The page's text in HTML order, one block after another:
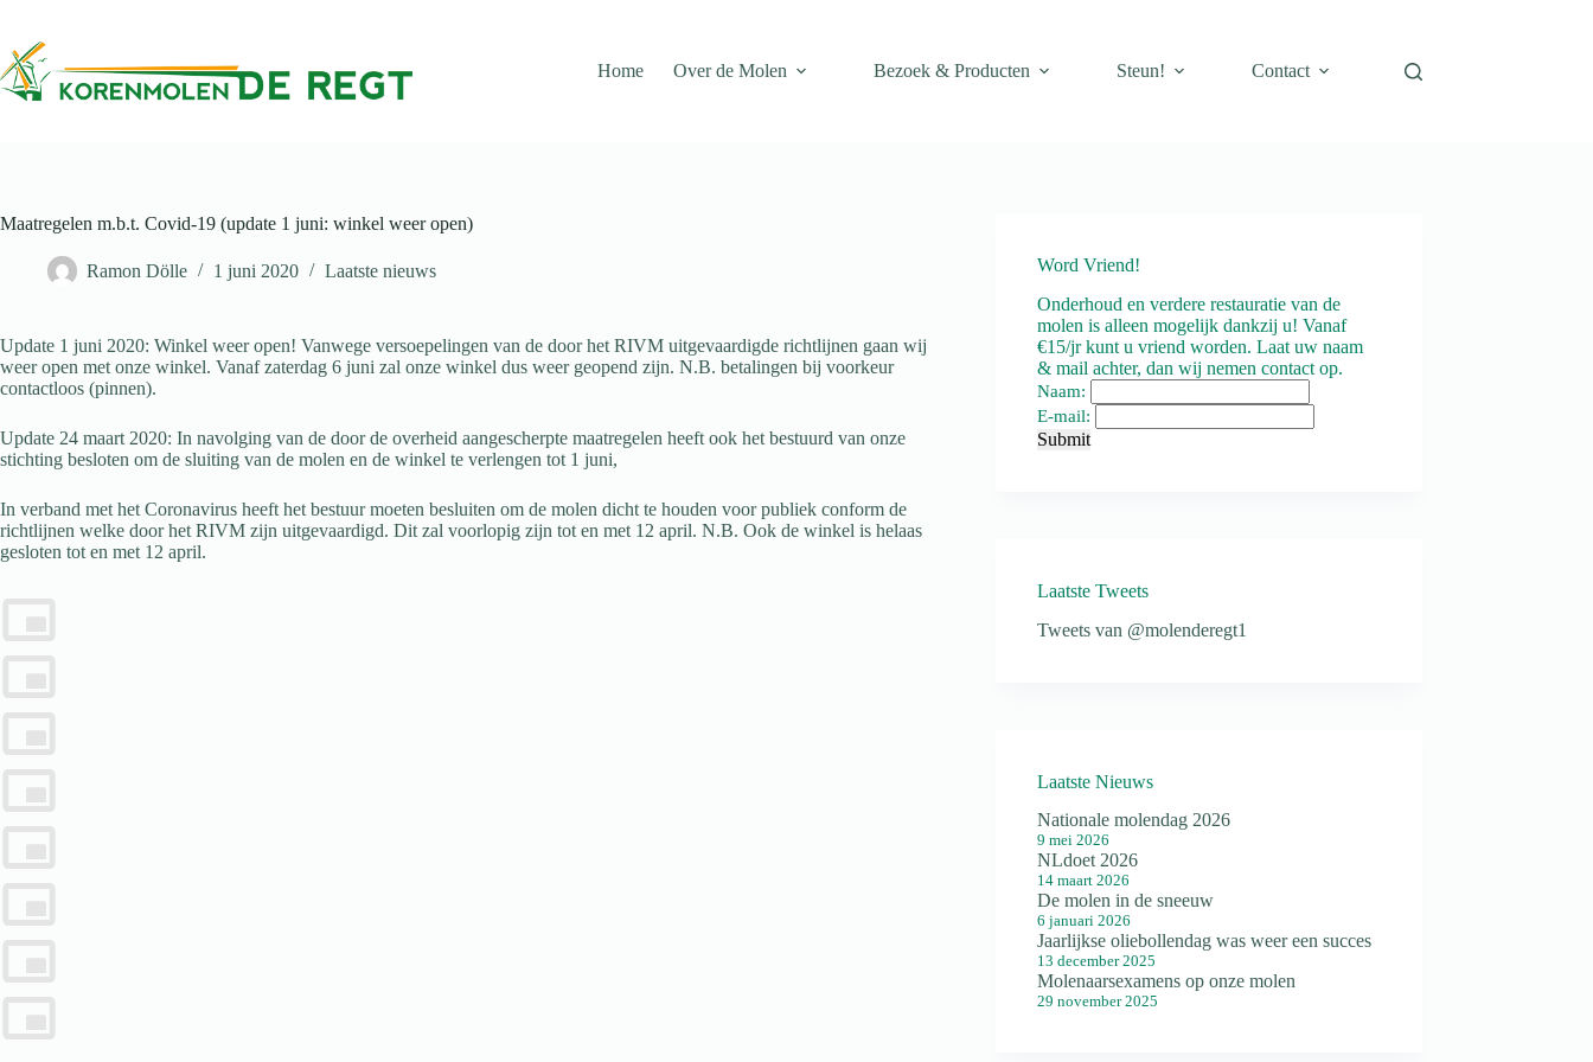
de
inhoud
Home Over de Molen Bezoek & Producten Steun! Contact
Maatregelen m.b.t. Covid-19 (update 1 juni: winkel weer open)
Ramon Dölle 1 juni 2020 Laatste nieuws
Update 1 juni 2020: Winkel weer open! Vanwege versoepelingen van de door het RIVM uitgevaardigde richtlijnen gaan wij
weer open met onze winkel. Vanaf zaterdag 6 juni zal onze winkel dus weer geopend zijn. N.B. betalingen bij voorkeur
contactloos (pinnen).
Update 24 maart 2020: In navolging van de door de overheid aangescherpte maatregelen heeft ook het bestuurd van onze
stichting besloten om de sluiting van de molen en de winkel te verlengen tot 1 juni,
In verband met het Coronavirus heeft het bestuur moeten besluiten om de molen dicht te houden voor publiek conform de
richtlijnen welke door het RIVM zijn uitgevaardigd. Dit zal voorlopig zijn tot en met 12 april. N.B. Ook de winkel is helaas
gesloten tot en met 12 april.
Word Vriend!
Onderhoud en verdere restauratie van de
molen is alleen mogelijk dankzij u! Vanaf
€15/jr kunt u vriend worden. Laat uw naam
& mail achter, dan wij nemen contact op.
Naam:
E-mail:
Submit
Laatste Tweets
Tweets van @molenderegt1
Laatste Nieuws
Nationale molendag 2026
9 mei 2026
NLdoet 2026
14 maart 2026
De molen in de sneeuw
6 januari 2026
Jaarlijkse oliebollendag was weer een succes
13 december 2025
Molenaarsexamens op onze molen
29 november 2025